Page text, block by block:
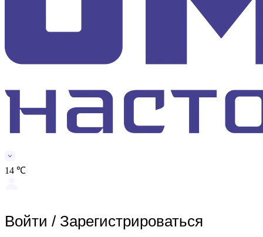
14 ℃
Войти / Зарегистрироваться